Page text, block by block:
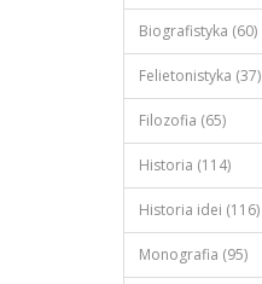
Biografistyka (60)
Felietonistyka (37)
Filozofia (65)
Historia (114)
Historia idei (116)
Monografia (95)